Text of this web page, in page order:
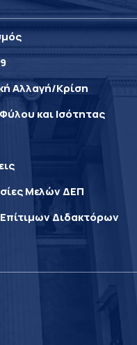
Αλλαγή/Κρίση
και Ισότητας
Μελών ΔΕΠ
Επίτιμων Διδακτόρων